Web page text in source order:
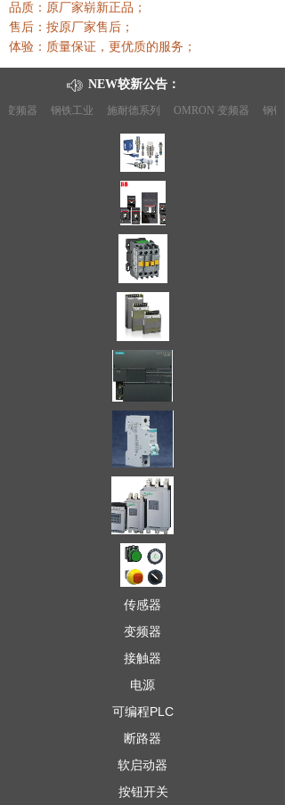
品质：原厂家崭新正品；
售后：按原厂家售后 ；
体验：质量保证，更优质的服务 ；
按钮开关
软启动器
断路器
可编程PLC
变频器
接触器
电源
传感器
器 钢铁工业 施耐德系列 OMRON 变频器 钢铁工业
NEW较新公告：